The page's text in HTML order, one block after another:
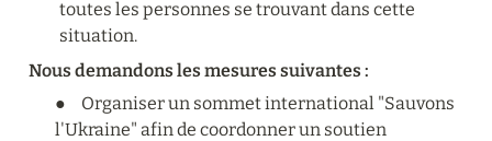
toutes les personnes se trouvant dans cette
situation.
Nous demandons les mesures suivantes :
●	Organiser un sommet international "Sauvons
l'Ukraine" afin de coordonner un soutien